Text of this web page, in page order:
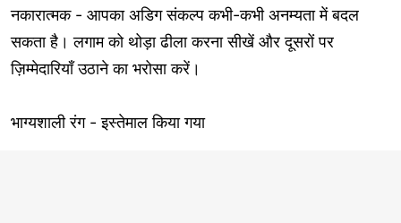
नकारात्मक - आपका अडिग संकल्प कभी-कभी अनम्यता में बदल
सकता है। लगाम को थोड़ा ढीला करना सीखें और दूसरों पर
ज़िम्मेदारियाँ उठाने का भरोसा करें।
भाग्यशाली रंग - इस्तेमाल किया गया